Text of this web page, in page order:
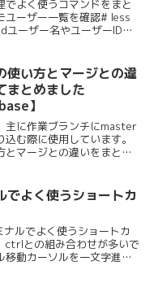
でよく使うコマンドをまと
ユーザー一覧を確認# less
ーザー名やユーザーID、
ファイルの中...
使い方とマージとの違
まとめました
】
主に作業ブランチにmaster
込む際に使用しています。
とマージとの違いをまとめ
GitKraken』の画面をキャプ
でよく使うショートカ
ナルでよく使うショートカ
ctrlとの組み合わせが多いで
移動カーソルを一文字進め